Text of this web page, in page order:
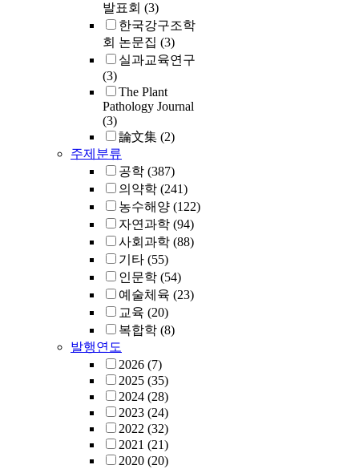
발표회 (3)
한국강구조학
회 논문집 (3)
실과교육연구
(3)
The Plant
Pathology Journal
(3)
論文集 (2)
주제분류
공학 (387)
의약학 (241)
농수해양 (122)
자연과학 (94)
사회과학 (88)
기타 (55)
인문학 (54)
예술체육 (23)
교육 (20)
복합학 (8)
발행연도
2026 (7)
2025 (35)
2024 (28)
2023 (24)
2022 (32)
2021 (21)
2020 (20)